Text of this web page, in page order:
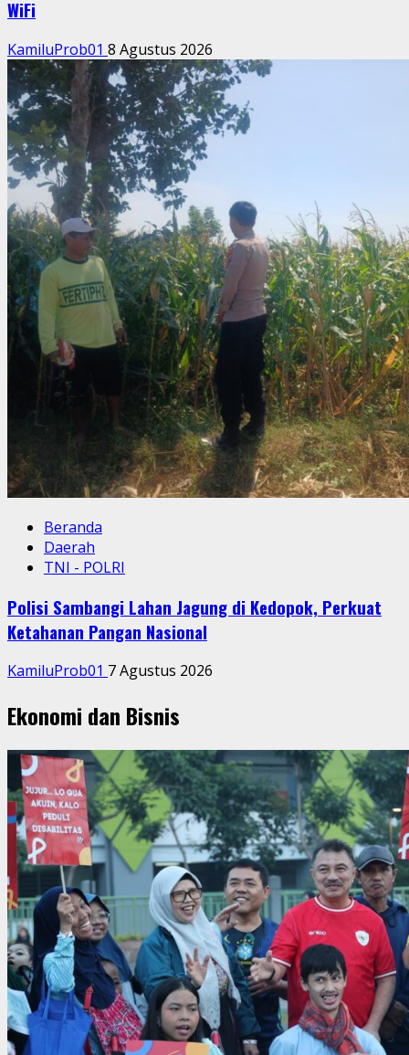
WiFi
KamiluProb01 8 Agustus 2026
Beranda
Daerah
TNI - POLRI
Polisi Sambangi Lahan Jagung di Kedopok, Perkuat
Ketahanan Pangan Nasional
KamiluProb01 7 Agustus 2026
Ekonomi dan Bisnis